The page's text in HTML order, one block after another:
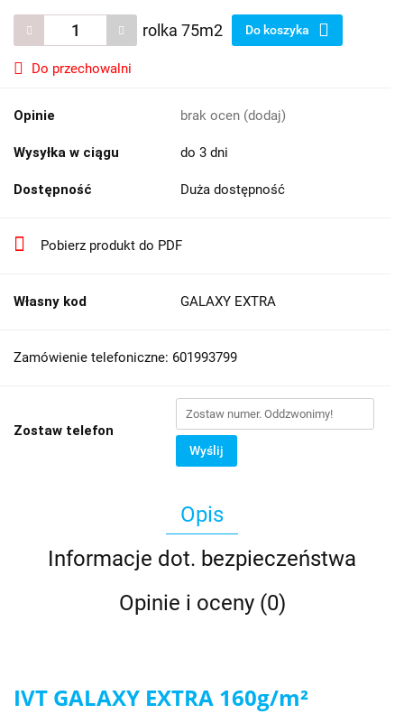
rolka 75m2 Do koszyka
Do przechowalni
Opinie brak ocen (dodaj)
Wysyłka w ciągu do 3 dni
Dostępność Duża dostępność
Pobierz produkt do PDF
Własny kod GALAXY EXTRA
Zamówienie telefoniczne: 601993799
Zostaw telefon
Wyślij
Opis
Informacje dot. bezpieczeństwa
Opinie i oceny (0)
IVT GALAXY EXTRA 160g/m²